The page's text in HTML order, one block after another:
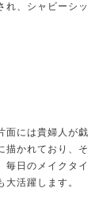
れ、シャビーシッ
面には貴婦人が戯
描かれており、そ
毎日のメイクタイ
活躍します。